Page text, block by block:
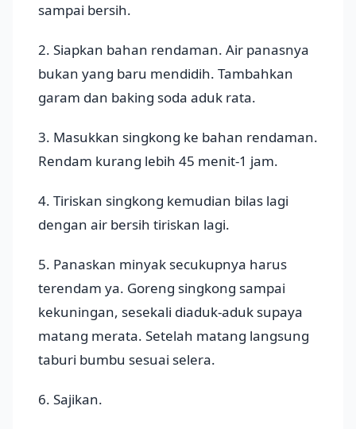
sampai bersih.
2. Siapkan bahan rendaman. Air panasnya
bukan yang baru mendidih. Tambahkan
garam dan baking soda aduk rata.
3. Masukkan singkong ke bahan rendaman.
Rendam kurang lebih 45 menit-1 jam.
4. Tiriskan singkong kemudian bilas lagi
dengan air bersih tiriskan lagi.
5. Panaskan minyak secukupnya harus
terendam ya. Goreng singkong sampai
kekuningan, sesekali diaduk-aduk supaya
matang merata. Setelah matang langsung
taburi bumbu sesuai selera.
6. Sajikan.